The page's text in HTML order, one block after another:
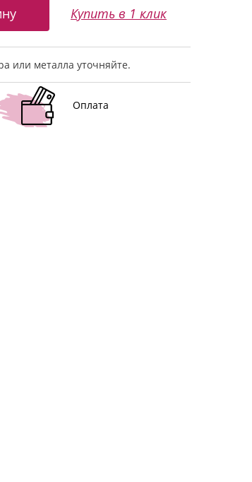
Купить в 1 клик
или металла уточняйте.
Оплата